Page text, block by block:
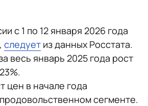
с 1 по 12 января 2026 года
следует из данных Росстата.
весь январь 2025 года рост
цен в начале года
сегменте.